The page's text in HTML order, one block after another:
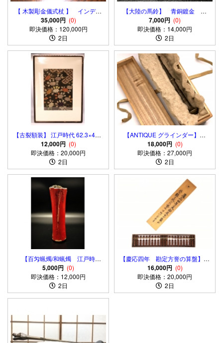
【 木製彫金儀式杖 】 インディ
オ（南米先住） マプチェ/ケマ
ムル
35,000円 (0)
即決価格：120,000円
2日
【大陸の馬鈴】 青銅鍍金 倣
古 骨董・古玩
7,000円 (0)
即決価格：14,000円
2日
【古裂額装】 江戸時代 62.3×45.8
ｃｍ
12,000円 (0)
即決価格：20,000円
2日
【ANTIQUE グラインダー】乳
棒 17世紀 フランス製 桐箱
入
18,000円 (0)
即決価格：27,000円
2日
【百匁蝋燭/和蝋燭 江戸時
代】 蔵出初 骨董
5,000円 (0)
即決価格：12,000円
2日
【慶応四年 勘定方誉の算盤】
伝世品 起倒流柔術指南極め
16,000円 (0)
即決価格：20,000円
2日